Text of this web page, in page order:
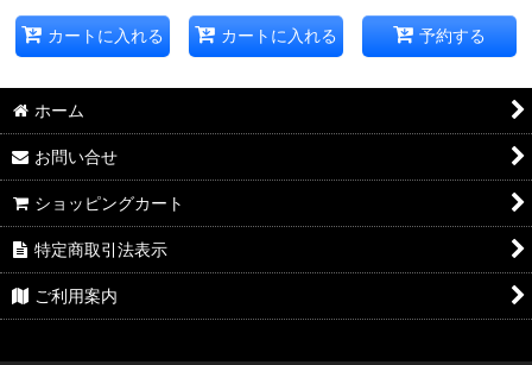
カートに入れる カートに入れる 予約する
ホーム
お問い合せ
ショッピングカート
特定商取引法表示
ご利用案内